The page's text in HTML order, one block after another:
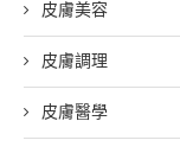
皮膚美容
皮膚調理
皮膚醫學